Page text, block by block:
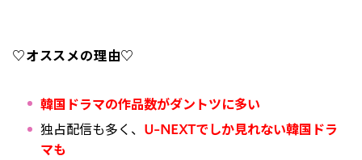
♡オススメの理由♡
韓国ドラマの作品数がダントツに多い
独占配信も多く、 U-NEXTでしか見れない韓国ドラ
マも